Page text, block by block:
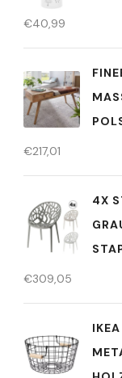
€40,99
€217,01
4X
€309,05